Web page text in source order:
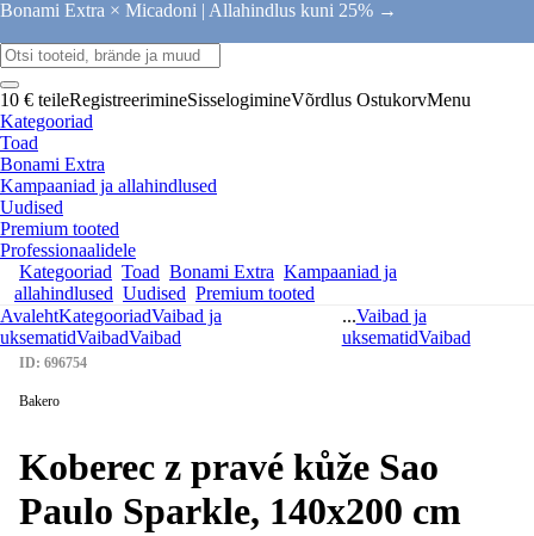
Bonami Extra × Micadoni | Allahindlus kuni 25% →
10 € teileRegistreerimineSisselogimineVõrdlus OstukorvMenu
Kategooriad
Toad
Bonami Extra
Kampaaniad ja allahindlused
Uudised
Premium tooted
Professionaalidele
Kategooriad Toad Bonami Extra Kampaaniad ja
allahindlused Uudised Premium tooted
AvalehtKategooriadVaibad ja
uksematidVaibadVaibad
...Vaibad ja
uksematidVaibad
ID: 696754
Bakero
Koberec z pravé kůže Sao
Paulo Sparkle, 140x200 cm